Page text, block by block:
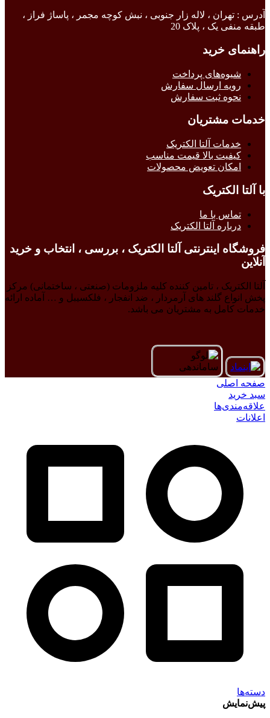
آدرس : تهران ، لاله زار جنوبی ، نبش کوچه مجمر ، پاساژ فراز ،
طبقه منفی یک ، پلاک 20
راهنمای خرید
شیوه‌های پرداخت
رویه ارسال سفارش
نحوه ثبت سفارش
خدمات مشتریان
خدمات آلتا الکتریک
کیفیت بالا قیمت مناسب
امکان تعویض محصولات
با آلتا الکتریک
تماس با ما
درباره آلتا الکتریک
فروشگاه اینترنتی آلتا الکتریک ، بررسی ، انتخاب و خرید
آنلاین
آلتا الکتریک ، تامین کننده کلیه ملزومات (صنعتی ، ساختمانی) مرکز
پخش انواع گلند های آرمردار ، ضد انفجار ، فلکسیبل و … آماده ارائه
خدمات کامل به مشتریان می باشد.
صفحه اصلی
سبد خرید
علاقه‌مندی‌ها
اعلانات
دسته‌ها
پیش‌نمایش